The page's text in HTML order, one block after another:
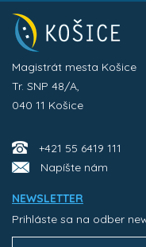
Magistrát mesta Košice
Tr. SNP 48/A,
040 11 Košice
+421 55 6419 111
Napíšte nám
NEWSLETTER
Prihláste sa na odber